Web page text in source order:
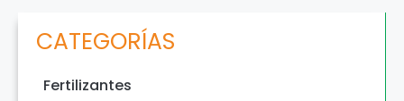
CATEGORÍAS
Fertilizantes